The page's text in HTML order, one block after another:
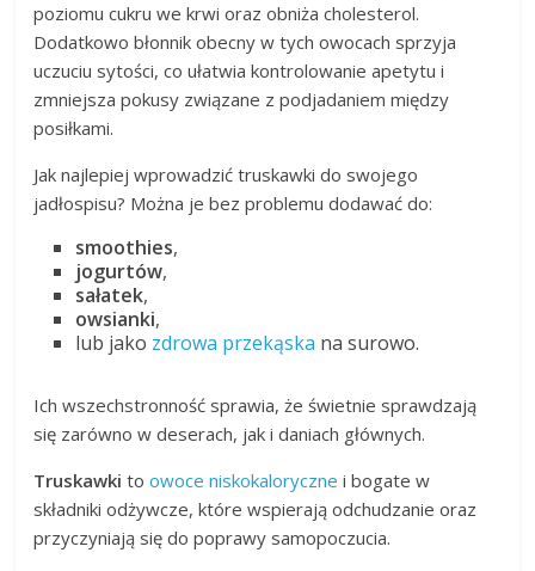
poziomu cukru we krwi oraz obniża cholesterol.
Dodatkowo błonnik obecny w tych owocach sprzyja
uczuciu sytości, co ułatwia kontrolowanie apetytu i
zmniejsza pokusy związane z podjadaniem między
posiłkami.
Jak najlepiej wprowadzić truskawki do swojego
jadłospisu? Można je bez problemu dodawać do:
smoothies,
jogurtów,
sałatek,
owsianki,
lub jako zdrowa przekąska na surowo.
Ich wszechstronność sprawia, że świetnie sprawdzają
się zarówno w deserach, jak i daniach głównych.
Truskawki toowoce niskokaloryczne i bogate w
składniki odżywcze, które wspierają odchudzanie oraz
przyczyniają się do poprawy samopoczucia.